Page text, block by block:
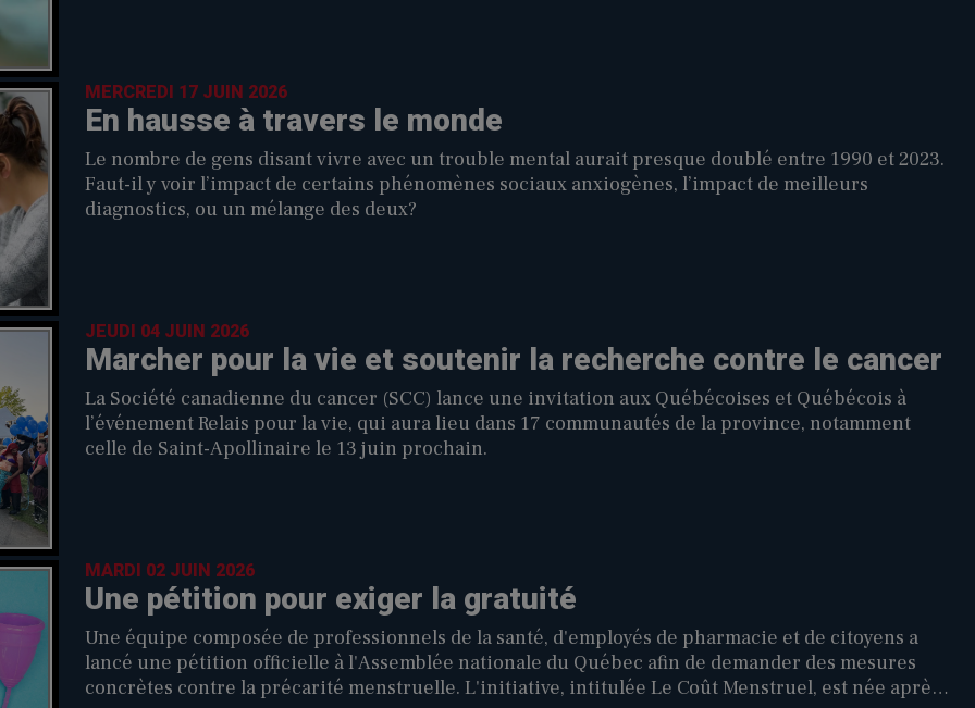
MERCREDI 17 JUIN 2026
En hausse à travers le monde
Le nombre de gens disant vivre avec un trouble mental aurait presque doublé entre 1990 et 2023.
Faut-il y voir l’impact de certains phénomènes sociaux anxiogènes, l’impact de meilleurs
diagnostics, ou un mélange des deux?
JEUDI 04 JUIN 2026
Marcher pour la vie et soutenir la recherche contre le cancer
La Société canadienne du cancer (SCC) lance une invitation aux Québécoises et Québécois à
l’événement Relais pour la vie, qui aura lieu dans 17 communautés de la province, notamment
celle de Saint-Apollinaire le 13 juin prochain.
MARDI 02 JUIN 2026
Une pétition pour exiger la gratuité
Une équipe composée de professionnels de la santé, d'employés de pharmacie et de citoyens a
lancé une pétition officielle à l'Assemblée nationale du Québec afin de demander des mesures
concrètes contre la précarité menstruelle. L'initiative, intitulée Le Coût Menstruel, est née après